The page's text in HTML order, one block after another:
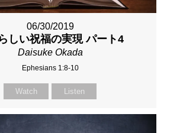
06/30/2019
しい祝福の実現 パート4
Daisuke Okada
Ephesians 1:8-10
Watch Listen